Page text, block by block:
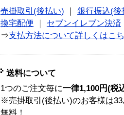
売掛取引(後払い)
銀行振込(後
換宅配便
セブンイレブン決済
⇒支払方法について詳しくはこ
送料について
1つのご注文毎に一律1,100円(税
※売掛取引(後払い)のお客様は
無料！